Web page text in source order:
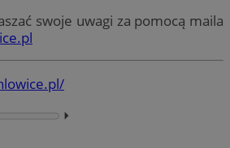
swoje uwagi za pomocą maila
⏵︎